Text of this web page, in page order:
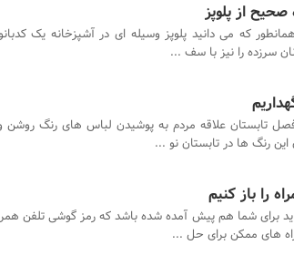
از پلوپز
همانطور که می دانید پلوپز وسیله ای در آشپزخانه یک
سرزده را نیز با سف ...
تابستان علاقه مردم به پوشیدن لباس های رنگ روشن
رنگ ها در تابستان نو ...
را باز کنیم
برای شما هم پیش آمده شده باشد که رمز گوشی تلفن
های ممکن برای حل ...